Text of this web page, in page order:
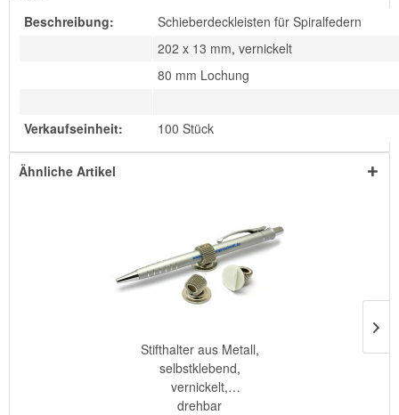
Beschreibung:
Schieberdeckleisten für Spiralfedern
202 x 13 mm, vernickelt
80 mm Lochung
Verkaufseinheit: 100 Stück
Ähnliche Artikel
Stifthalter aus Metall,
selbstklebend,
vernickelt,
drehbar